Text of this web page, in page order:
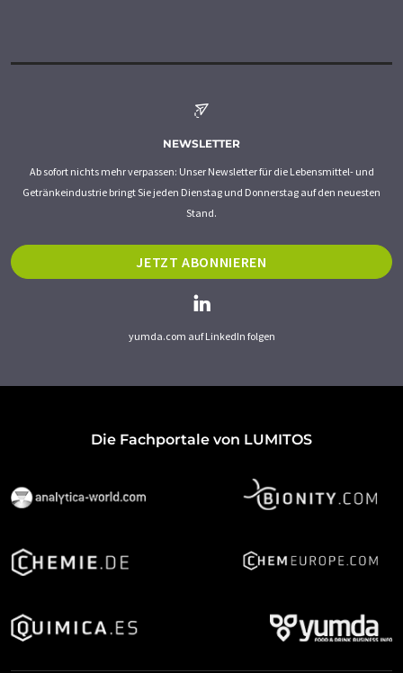
NEWSLETTER
Ab sofort nichts mehr verpassen: Unser Newsletter für die Lebensmittel- und
Getränkeindustrie bringt Sie jeden Dienstag und Donnerstag auf den neuesten
Stand.
JETZT ABONNIEREN
yumda.com auf LinkedIn folgen
Die Fachportale von LUMITOS